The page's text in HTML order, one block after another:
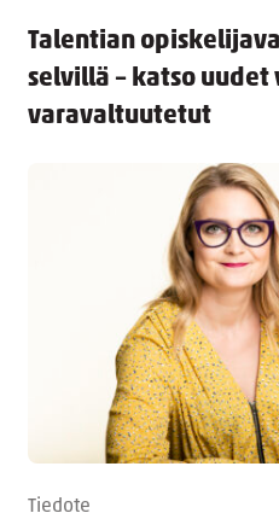
Talentian
selvillä – katso
varavaltuutetut
Tiedote